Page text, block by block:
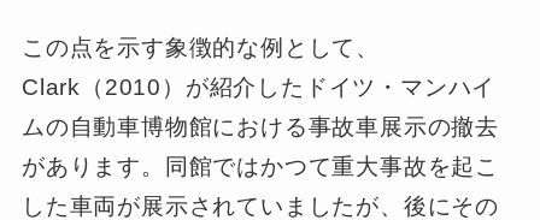
この点を示す象徴的な例として、
Clark（2010）が紹介したドイツ・マンハイ
ムの自動車博物館における事故車展示の撤去
があります。同館ではかつて重大事故を起こ
した車両が展示されていましたが、後にその